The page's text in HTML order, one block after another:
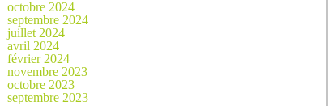
octobre 2024
septembre 2024
juillet 2024
avril 2024
février 2024
novembre 2023
octobre 2023
septembre 2023